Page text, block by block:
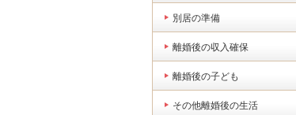
別居の準備
離婚後の収入確保
離婚後の子ども
その他離婚後の生活